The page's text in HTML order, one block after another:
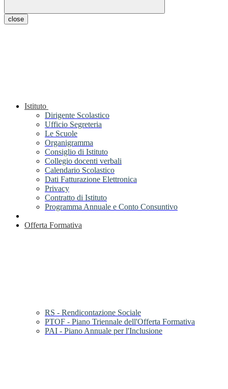
close
Istituto
Dirigente Scolastico
Ufficio Segreteria
Le Scuole
Organigramma
Consiglio di Istituto
Collegio docenti verbali
Calendario Scolastico
Dati Fatturazione Elettronica
Privacy
Contratto di Istituto
Programma Annuale e Conto Consuntivo
Offerta Formativa
RS - Rendicontazione Sociale
PTOF - Piano Triennale dell'Offerta Formativa
PAI - Piano Annuale per l'Inclusione